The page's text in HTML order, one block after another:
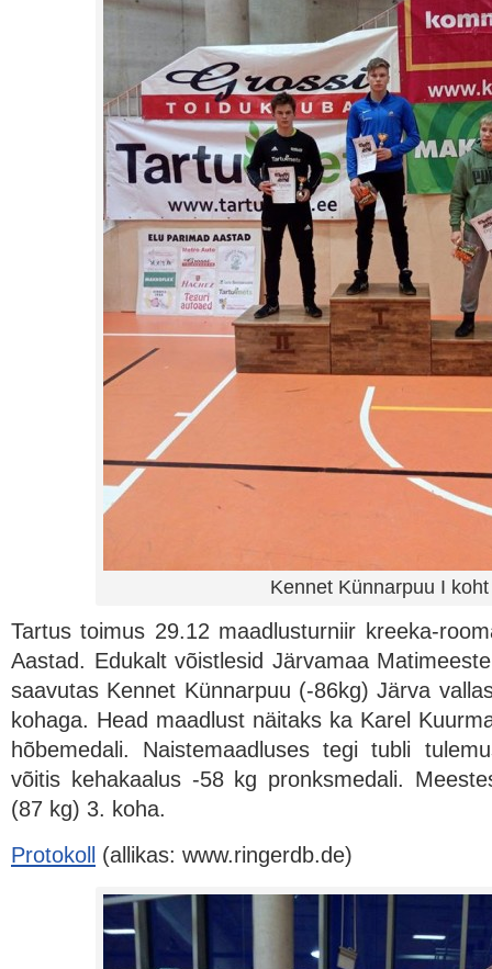
Kennet Künnarpuu I koht
Tartus toimus 29.12 maadlusturniir kreeka-
Aastad. Edukalt võistlesid Järvamaa
saavutas Kennet Künnarpuu (-86kg) Järva
kohaga. Head maadlust näitaks ka Karel
hõbemedali. Naistemaadluses tegi tubli
võitis kehakaalus -58 kg pronksmedali.
(87 kg) 3. koha.
Protokoll
(allikas: www.ringerdb.de)